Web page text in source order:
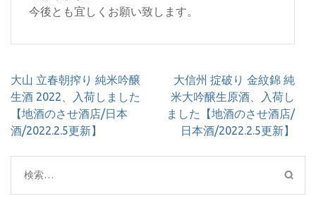
今後とも宜しくお願い致します。
投
稿
ナ
ビ
シ
ョ
大山 立春朝搾り 純米吟醸
生酒 2022、入荷しました
【地酒のさせ酒店/日本
酒/2022.2.5更新】
大信州 掟破り 金紋錦 純
米大吟醸生原酒、入荷し
ました【地酒のさせ酒店/
日本酒/2022.2.5更新】
検
索: